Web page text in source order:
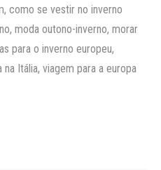
, como se vestir no inverno
, moda outono-inverno, morar
para o inverno europeu,
na Itália, viagem para a europa